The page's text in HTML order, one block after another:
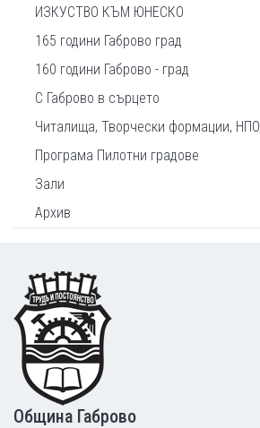
ИЗКУСТВО КЪМ ЮНЕСКО
165 години Габрово град
160 години Габрово - град
С Габрово в сърцето
Читалища, Творчески формации, НПО
Програма Пилотни градове
Зали
Архив
Footer
Община Габрово